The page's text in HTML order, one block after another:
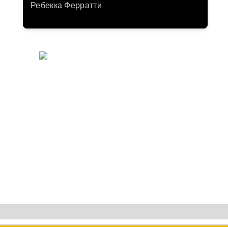
Ребекка Ферратти